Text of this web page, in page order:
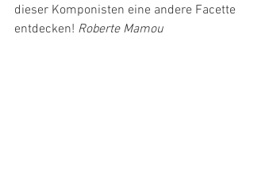
dieser Komponisten eine andere Facette
entdecken! Roberte Mamou